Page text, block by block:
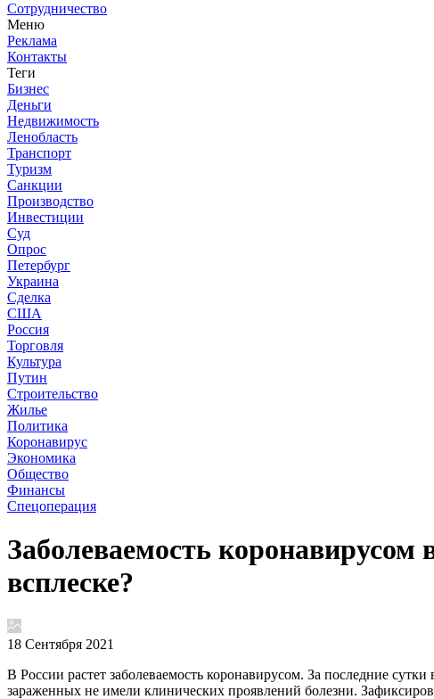
Сотрудничество
Меню
Реклама
Контакты
Теги
Бизнес
Деньги
Недвижимость
Ленобласть
Транспорт
Туризм
Санкции
Производство
Инвестиции
Суд
Опрос
Петербург
Украина
Сделка
США
Россия
Торговля
Культура
Путин
Строительство
Жилье
Политика
Коронавирус
Экономика
Общество
Финансы
Спецоперация
Заболеваемость коронавирусом
всплеске?
18 Сентября 2021
В России растет заболеваемость коронавирусом. За последние
зараженных не имели клинических проявлений болезни.